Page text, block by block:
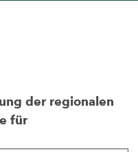
der regionalen
für